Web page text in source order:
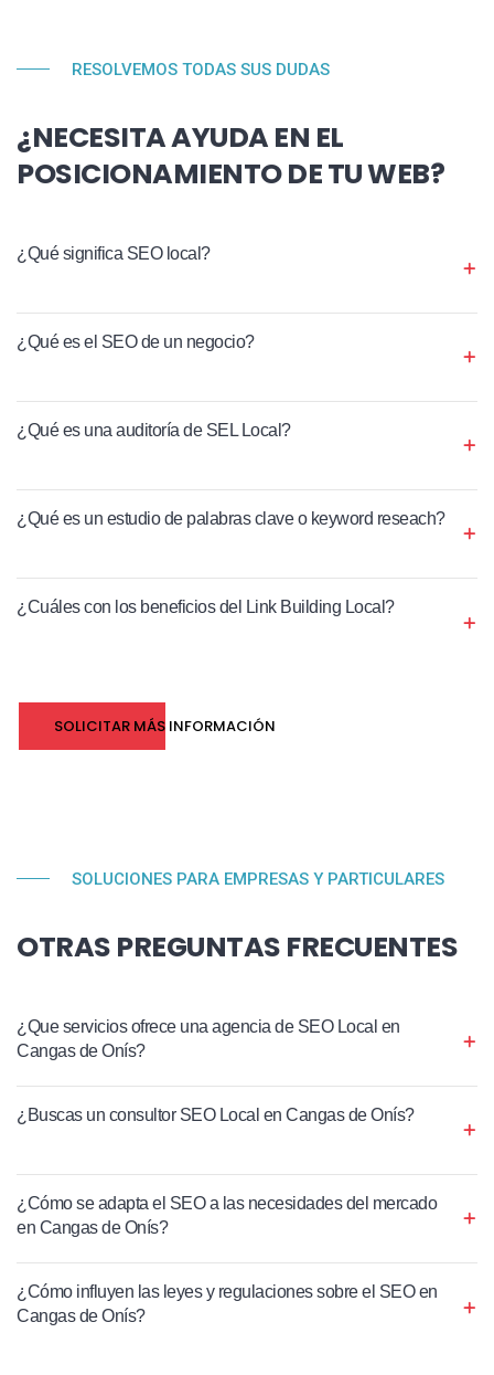
RESOLVEMOS TODAS SUS DUDAS
¿NECESITA AYUDA EN EL
POSICIONAMIENTO DE TU WEB?
¿Qué significa SEO local?
¿Qué es el SEO de un negocio?
¿Qué es una auditoría de SEL Local?
¿Qué es un estudio de palabras clave o keyword reseach?
¿Cuáles con los beneficios del Link Building Local?
SOLICITAR MÁS INFORMACIÓN
SOLUCIONES PARA EMPRESAS Y PARTICULARES
OTRAS PREGUNTAS FRECUENTES
¿Que servicios ofrece una agencia de SEO Local en
Cangas de Onís?
¿Buscas un consultor SEO Local en Cangas de Onís?
¿Cómo se adapta el SEO a las necesidades del mercado
en Cangas de Onís?
¿Cómo influyen las leyes y regulaciones sobre el SEO en
Cangas de Onís?